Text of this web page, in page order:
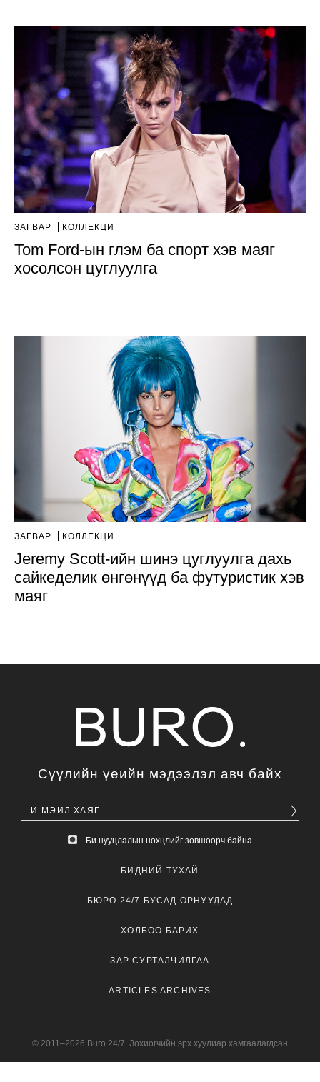
ЗАГВАР КОЛЛЕКЦИ
Tom Ford-ын глэм ба спорт хэв маяг
хосолсон цуглуулга
ЗАГВАР КОЛЛЕКЦИ
Jeremy Scott-ийн шинэ цуглуулга дахь
сайкеделик өнгөнүүд ба футуристик хэв
маяг
Сүүлийн үеийн мэдээлэл авч байх
Би нууцлалын нөхцлийг зөвшөөрч байна
БИДНИЙ ТУХАЙ
БЮРО 24/7 БУСАД ОРНУУДАД
ХОЛБОО БАРИХ
ЗАР СУРТАЛЧИЛГАА
ARTICLES ARCHIVES
© 2011–2026 Buro 24/7. Зохиогчийн эрх хуулиар хамгаалагдсан